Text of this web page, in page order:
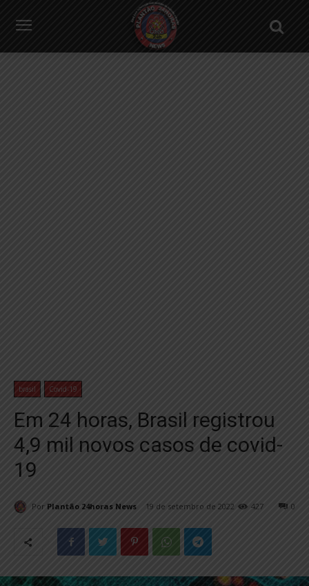
brasil Covid-19
Em 24 horas, Brasil registrou
4,9 mil novos casos de covid-
19
Por Plantão 24horas News 19 de setembro de 2022 0
427